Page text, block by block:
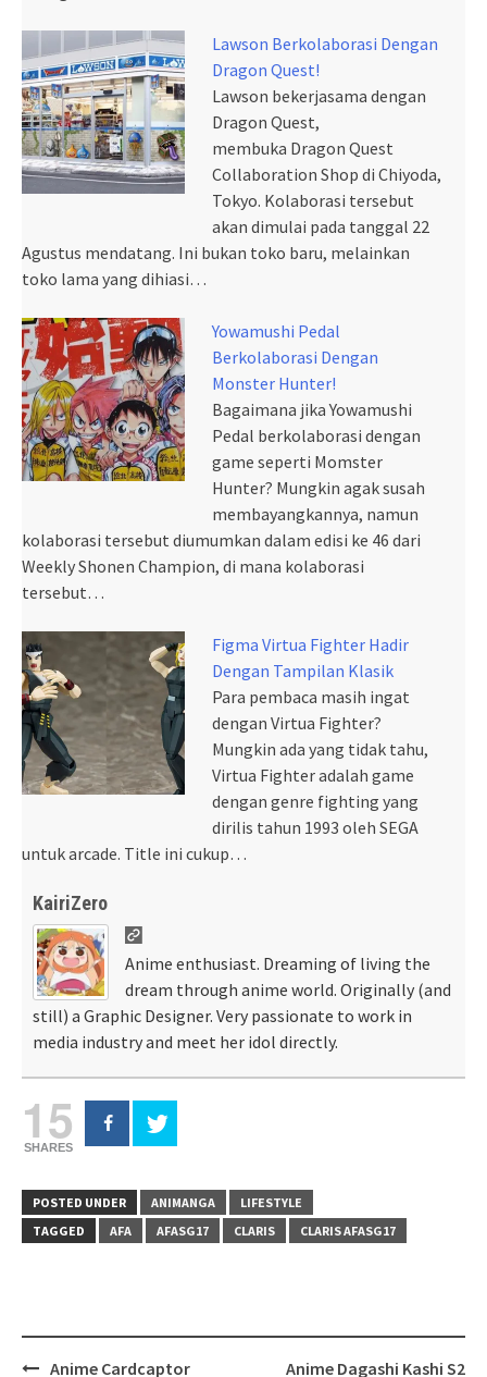
Lawson Berkolaborasi Dengan
Dragon Quest!
Lawson bekerjasama dengan
Dragon Quest,
membuka Dragon Quest
Collaboration Shop di Chiyoda,
Tokyo. Kolaborasi tersebut
akan dimulai pada tanggal 22
Agustus mendatang. Ini bukan toko baru, melainkan
toko lama yang dihiasi…
Yowamushi Pedal
Berkolaborasi Dengan
Monster Hunter!
Bagaimana jika Yowamushi
Pedal berkolaborasi dengan
game seperti Momster
Hunter? Mungkin agak susah
membayangkannya, namun
kolaborasi tersebut diumumkan dalam edisi ke 46 dari
Weekly Shonen Champion, di mana kolaborasi
tersebut…
Figma Virtua Fighter Hadir
Dengan Tampilan Klasik
Para pembaca masih ingat
dengan Virtua Fighter?
Mungkin ada yang tidak tahu,
Virtua Fighter adalah game
dengan genre fighting yang
dirilis tahun 1993 oleh SEGA
untuk arcade. Title ini cukup…
KairiZero
Anime enthusiast. Dreaming of living the
dream through anime world. Originally (and
still) a Graphic Designer. Very passionate to work in
media industry and meet her idol directly.
15
SHARES
POSTED UNDER ANIMANGA
LIFESTYLE
TAGGED
AFA AFASG17 CLARIS CLARIS AFASG17
PostAnime Cardcaptor
Anime Dagashi Kashi S2